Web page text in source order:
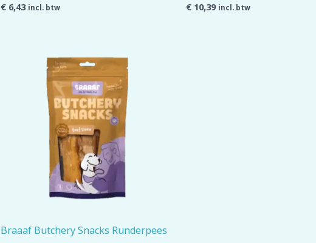
€ 6,43 incl. btw € 10,39 incl. btw
Braaaf Butchery Snacks Runderpees